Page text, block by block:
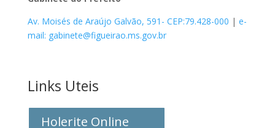
Av. Moisés de Araújo Galvão, 591- CEP:79.428-000 | e-
mail: gabinete@figueirao.ms.gov.br
Links Uteis
Holerite Online